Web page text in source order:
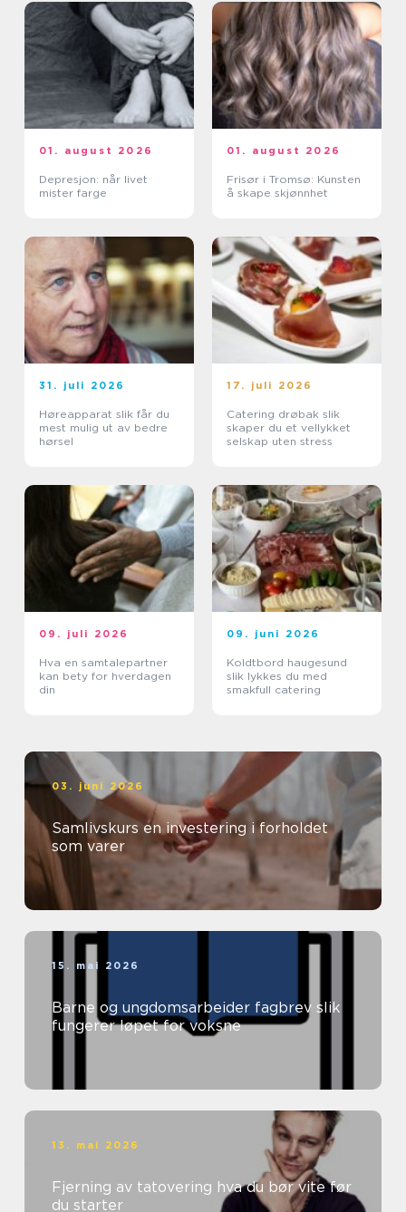
01. august 2026
Depresjon: når livet
mister farge
01. august 2026
Frisør i Tromsø: Kunsten
å skape skjønnhet
31. juli 2026
Høreapparat slik får du
mest mulig ut av bedre
hørsel
17. juli 2026
Catering drøbak slik
skaper du et vellykket
selskap uten stress
09. juli 2026
Hva en samtalepartner
kan bety for hverdagen
din
09. juni 2026
Koldtbord haugesund
slik lykkes du med
smakfull catering
03. juni 2026
Samlivskurs en investering i forholdet
som varer
15. mai 2026
Barne og ungdomsarbeider fagbrev slik
fungerer løpet for voksne
13. mai 2026
Fjerning av tatovering hva du bør vite før
du starter